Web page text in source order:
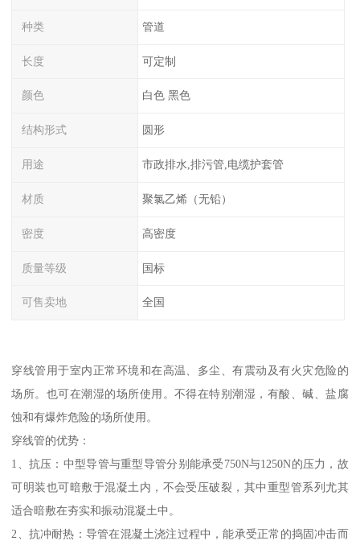
种类 管道
长度 可定制
颜色 白色 黑色
结构形式 圆形
用途 市政排水,排污管,电缆护套管
材质 聚氯乙烯（无铅）
密度 高密度
质量等级 国标
可售卖地 全国
穿线管用于室内正常环境和在高温、多尘、有震动及有火灾危险的
场所。也可在潮湿的场所使用。不得在特别潮湿，有酸、碱、盐腐
蚀和有爆炸危险的场所使用。
穿线管的优势：
1、抗压：中型导管与重型导管分别能承受750N与1250N的压力，故
可明装也可暗敷于混凝土内，不会受压破裂，其中重型管系列尤其
适合暗敷在夯实和振动混凝土中。
2、抗冲耐热：导管在混凝土浇注过程中，能承受正常的捣固冲击而